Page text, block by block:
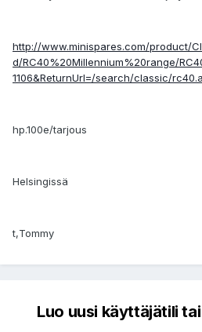
http://www.minispares.com/product/
d/RC40%20Millennium%20range/
1106&ReturnUrl=/search/classic/
hp.100e/tarjous
Helsingissä
t,Tommy
Luo uusi käyttäjätili